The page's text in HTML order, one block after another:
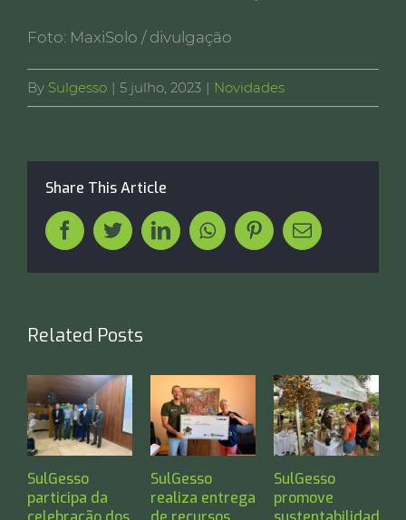
Foto: MaxiSolo / divulgação
By Sulgesso | 5 julho, 2023 | Novidades
Share This Article
FacebookTwitterLinkedInWhatsappPinterestEmail
Related Posts
SulGesso
participa da
SulGesso
realiza entrega
SulGesso
promove